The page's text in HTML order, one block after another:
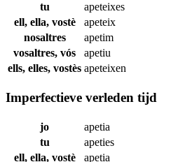
tu
apeteixes
ell, ella, vostè
apeteix
nosaltres
apetim
vosaltres, vós
apetiu
ells, elles, vostès apeteixen
Imperfectieve verleden tijd
jo
apetia
tu
apeties
ell, ella, vostè
apetia